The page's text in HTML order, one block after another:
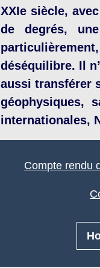
XXIe siècle,
de degrés,
déséquilibre. Il
aussi transférer
géophysiques,
internationales,
Compte rendu